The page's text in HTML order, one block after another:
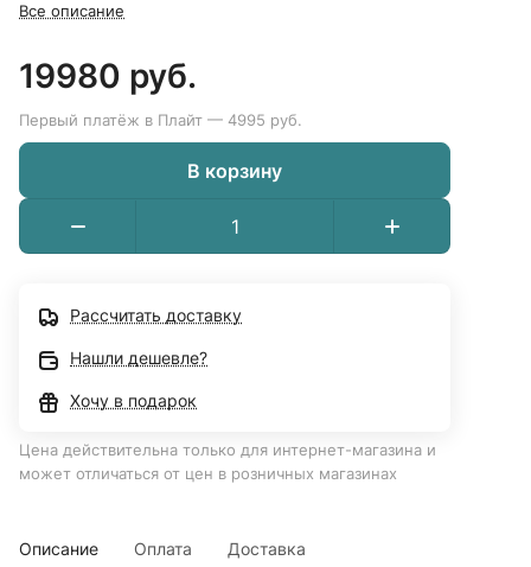
Все описание
19980 руб.
Первый платёж в Плайт — 4995 руб.
В корзину
Рассчитать доставку
Нашли дешевле?
Хочу в подарок
Цена действительна только для интернет-магазина и
может отличаться от цен в розничных магазинах
Описание Оплата Доставка